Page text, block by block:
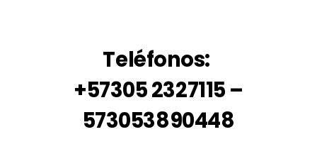
Teléfonos:
+57305 2327115 –
573053890448